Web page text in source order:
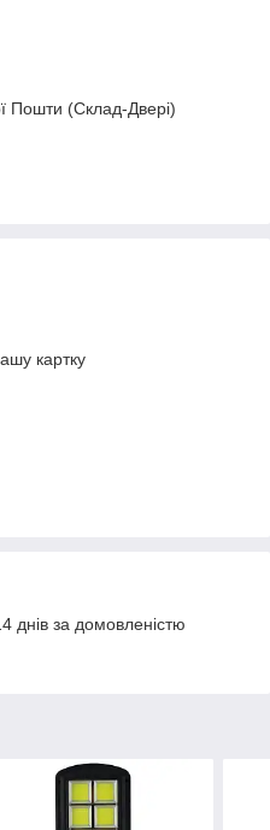
Пошти (Склад-Двері)
картку
днів за домовленістю